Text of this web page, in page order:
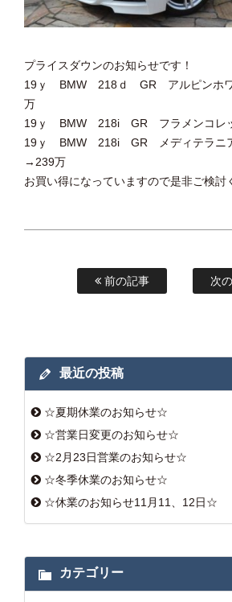
プライスダウンのお知らせです！
19ｙ BMW 218ｄ GR アルピンホ
万
19ｙ BMW 218i GR フラメンコレ
19ｙ BMW 218i GR メディテラニ
→239万
お買い得になっていますので是非ご検討
前の記事 次
最近の投稿
☆夏期休業のお知らせ☆
☆営業日変更のお知らせ☆
☆2月23日営業のお知らせ☆
☆冬季休業のお知らせ☆
☆休業のお知らせ11月11、12日☆
カテゴリー